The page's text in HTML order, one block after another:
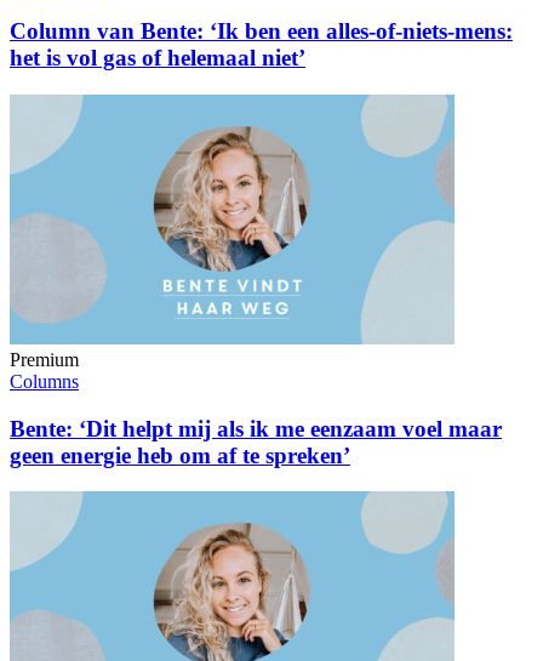
Column van Bente: ‘Ik ben een alles-of-niets-mens:
het is vol gas of helemaal niet’
Premium
Columns
Bente: ‘Dit helpt mij als ik me eenzaam voel maar
geen energie heb om af te spreken’